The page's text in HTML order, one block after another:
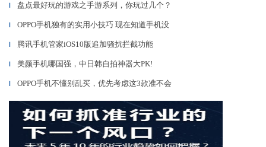
▎ 盘点最好玩的游戏之手游系列，你玩过几个？
▎ OPPO手机独有的实用小技巧 现在知道手机没
▎ 腾讯手机管家iOS10版追加骚扰拦截功能
▎ 美颜手机哪国强，中日韩自拍神器大PK!
▎ OPPO手机不懂别乱买，优先考虑这3款准不会